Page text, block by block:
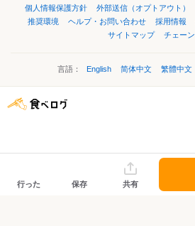
個人情報保護方針
外部送信（オプトアウト）
推奨環境
ヘルプ・お問い合わせ 採用情報
サイトマップ
チェー
言語： English 简体中文 繁體中文
行った 保存 共有